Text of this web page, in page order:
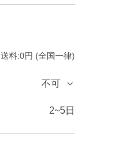
送料:0円 (全国一律)
不可
2~5日